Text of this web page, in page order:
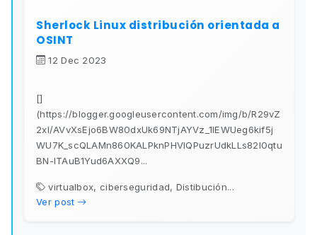
Sherlock Linux distribución orientada a
OSINT
12 Dec 2023
[]
(https://blogger.googleusercontent.com/img/b/R29vZ
2xl/AVvXsEjo6BW80dxUk69NTjAYVz_1IEWUeg6kif5j
WU7K_scQLAMn860KALPknPHVIQPuzrUdkLLs82I0qtu
BN-ITAuB1Yud6AXXQ9...
virtualbox, ciberseguridad, Distibución...
Ver post